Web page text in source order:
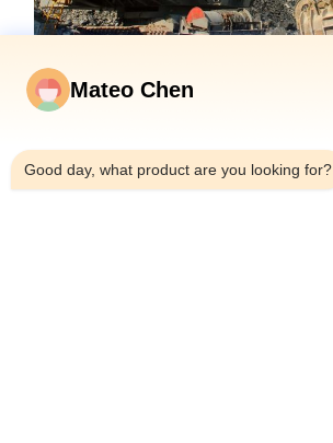
Mateo Chen
Good day, what product are you looking for?